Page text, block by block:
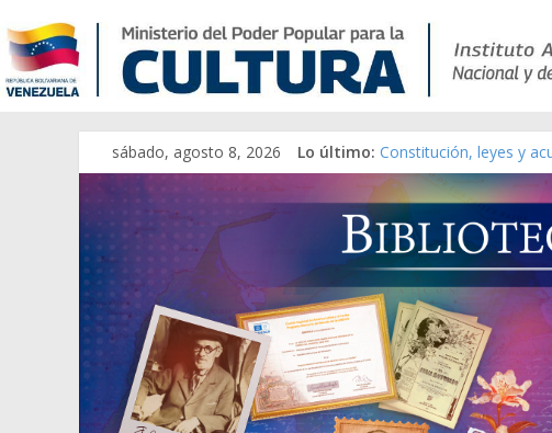
sábado, agosto 8, 2026 Lo último: Constitución, leyes y
Una Parálisis [material
Modesta Bor Sánchez
Gaceta Oficial de la
Catálogo temático de